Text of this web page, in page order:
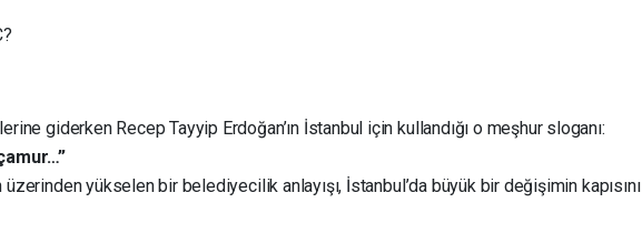
giderken Recep Tayyip Erdoğan’ın İstanbul için kullandığı o meşhur sloganı:
yükselen bir belediyecilik anlayışı, İstanbul’da büyük bir değişimin kapısını